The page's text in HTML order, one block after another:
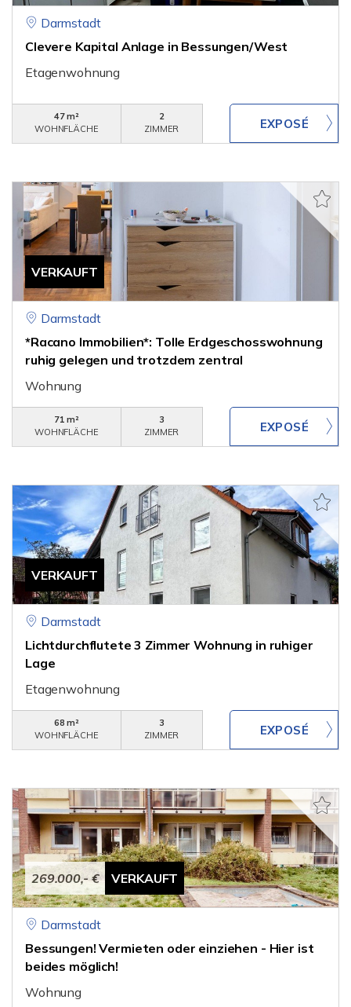
Darmstadt
Clevere Kapital Anlage in Bessungen/West
Etagenwohnung
47 m²
WOHNFLÄCHE
2
ZIMMER
VERKAUFT
Darmstadt
*Racano Immobilien*: Tolle Erdgeschosswohnung
ruhig gelegen und trotzdem zentral
Wohnung
71 m²
WOHNFLÄCHE
3
ZIMMER
VERKAUFT
Darmstadt
Lichtdurchflutete 3 Zimmer Wohnung in ruhiger
Lage
Etagenwohnung
68 m²
WOHNFLÄCHE
3
ZIMMER
269.000,- € VERKAUFT
Darmstadt
Bessungen! Vermieten oder einziehen - Hier ist
beides möglich!
Wohnung